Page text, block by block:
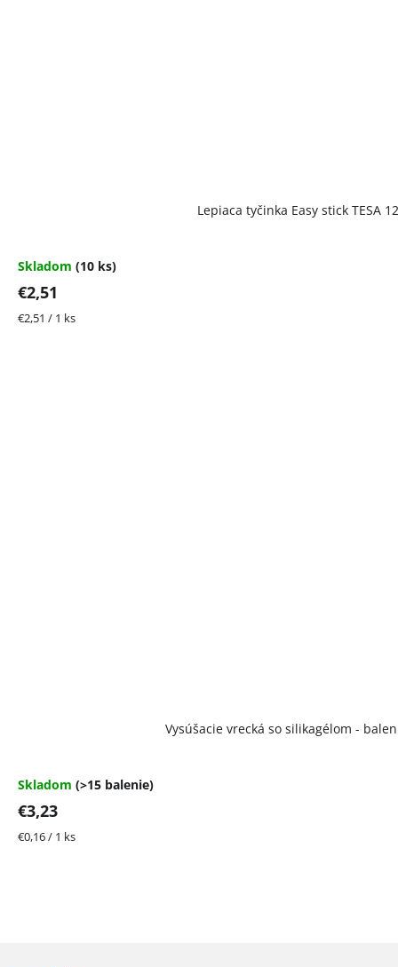
Lepiaca tyčinka Easy stick TESA
Skladom (10 ks)
€2,51
Jednotková
€2,51 / 1 ks
Vysúšacie vrecká so silikagélom -
Skladom (>15 balenie)
€3,23
Jednotková
€0,16 / 1 ks